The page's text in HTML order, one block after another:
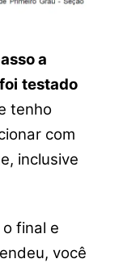
a
testado
tenho
com
inclusive
final e
você